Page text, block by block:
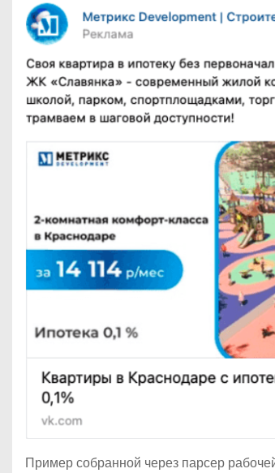
Пример собранной через парсер